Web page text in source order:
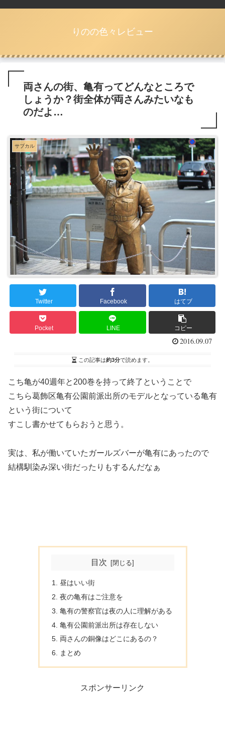
りのの色々レビュー
両さんの街、亀有ってどんなところで
しょうか？街全体が両さんみたいなも
のだよ…
サブカル
Twitter Facebook はてブ
Pocket LINE コピー
2016.09.07
この記事は約3分で読めます。
こち亀が40週年と200巻を持って終了ということで
こちら葛飾区亀有公園前派出所のモデルとなっている亀有
という街について
すこし書かせてもらおうと思う。
実は、私が働いていたガールズバーが亀有にあったので
結構馴染み深い街だったりもするんだなぁ
目次
昼はいい街
夜の亀有はご注意を
亀有の警察官は夜の人に理解がある
亀有公園前派出所は存在しない
両さんの銅像はどこにあるの？
まとめ
スポンサーリンク